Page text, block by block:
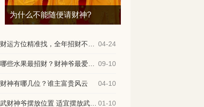
为什么不能随便请财神?
04-24
09-10
财神有哪几位？谁主富贵风云 04-10
01-10